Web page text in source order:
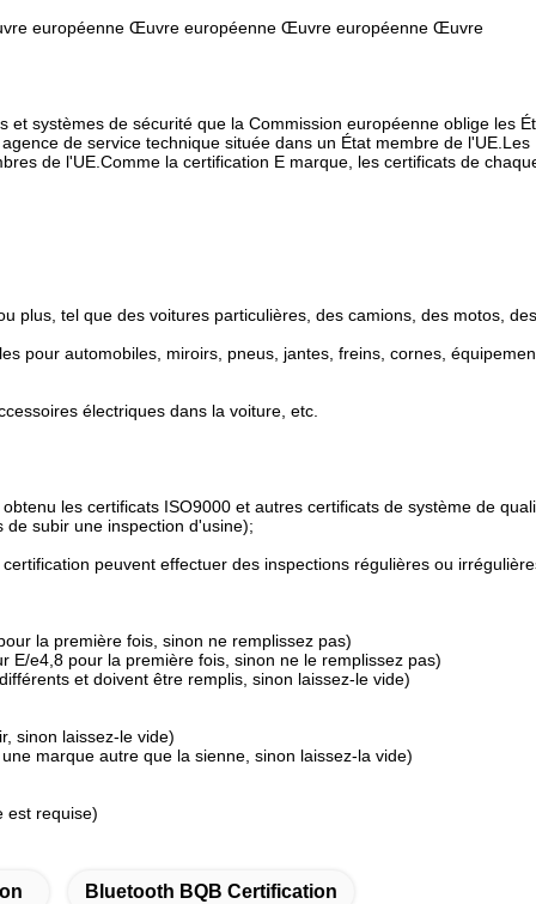
européenne Œuvre européenne Œuvre européenne Œuvre
systèmes de sécurité que la Commission européenne oblige les
de service technique située dans un État membre de l'UE.Les
de l'UE.Comme la certification E marque, les certificats de
plus, tel que des voitures particulières, des camions, des motos, des
pour automobiles, miroirs, pneus, jantes, freins, cornes,
électriques dans la voiture, etc.
les certificats ISO9000 et autres certificats de système de
subir une inspection d'usine);
peuvent effectuer des inspections régulières ou
la première fois, sinon ne remplissez pas)
e4,8 pour la première fois, sinon ne le remplissez pas)
et doivent être remplis, sinon laissez-le vide)
sinon laissez-le vide)
marque autre que la sienne, sinon laissez-la vide)
est requise)
Bluetooth BQB Certification